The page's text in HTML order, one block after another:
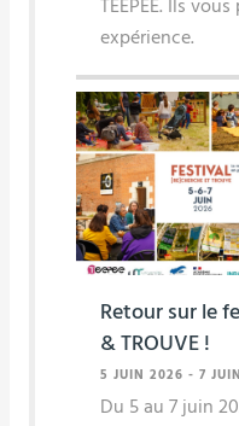
TEEPEE. Ils
expérience.
Retour sur le
& TROUVE !
5 JUIN 2026 - 7
Du 5 au 7 juin